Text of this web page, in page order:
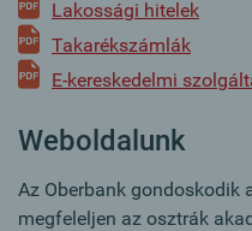
Lakossági hitelek
Takarékszámlák
E-kereskedelmi
Weboldalunk
Az Oberbank gondoskodik
megfeleljen az osztrák